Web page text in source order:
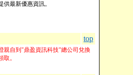
最新優惠資訊。
top
親自到"鼎盈資訊科技"總公司兌換
。